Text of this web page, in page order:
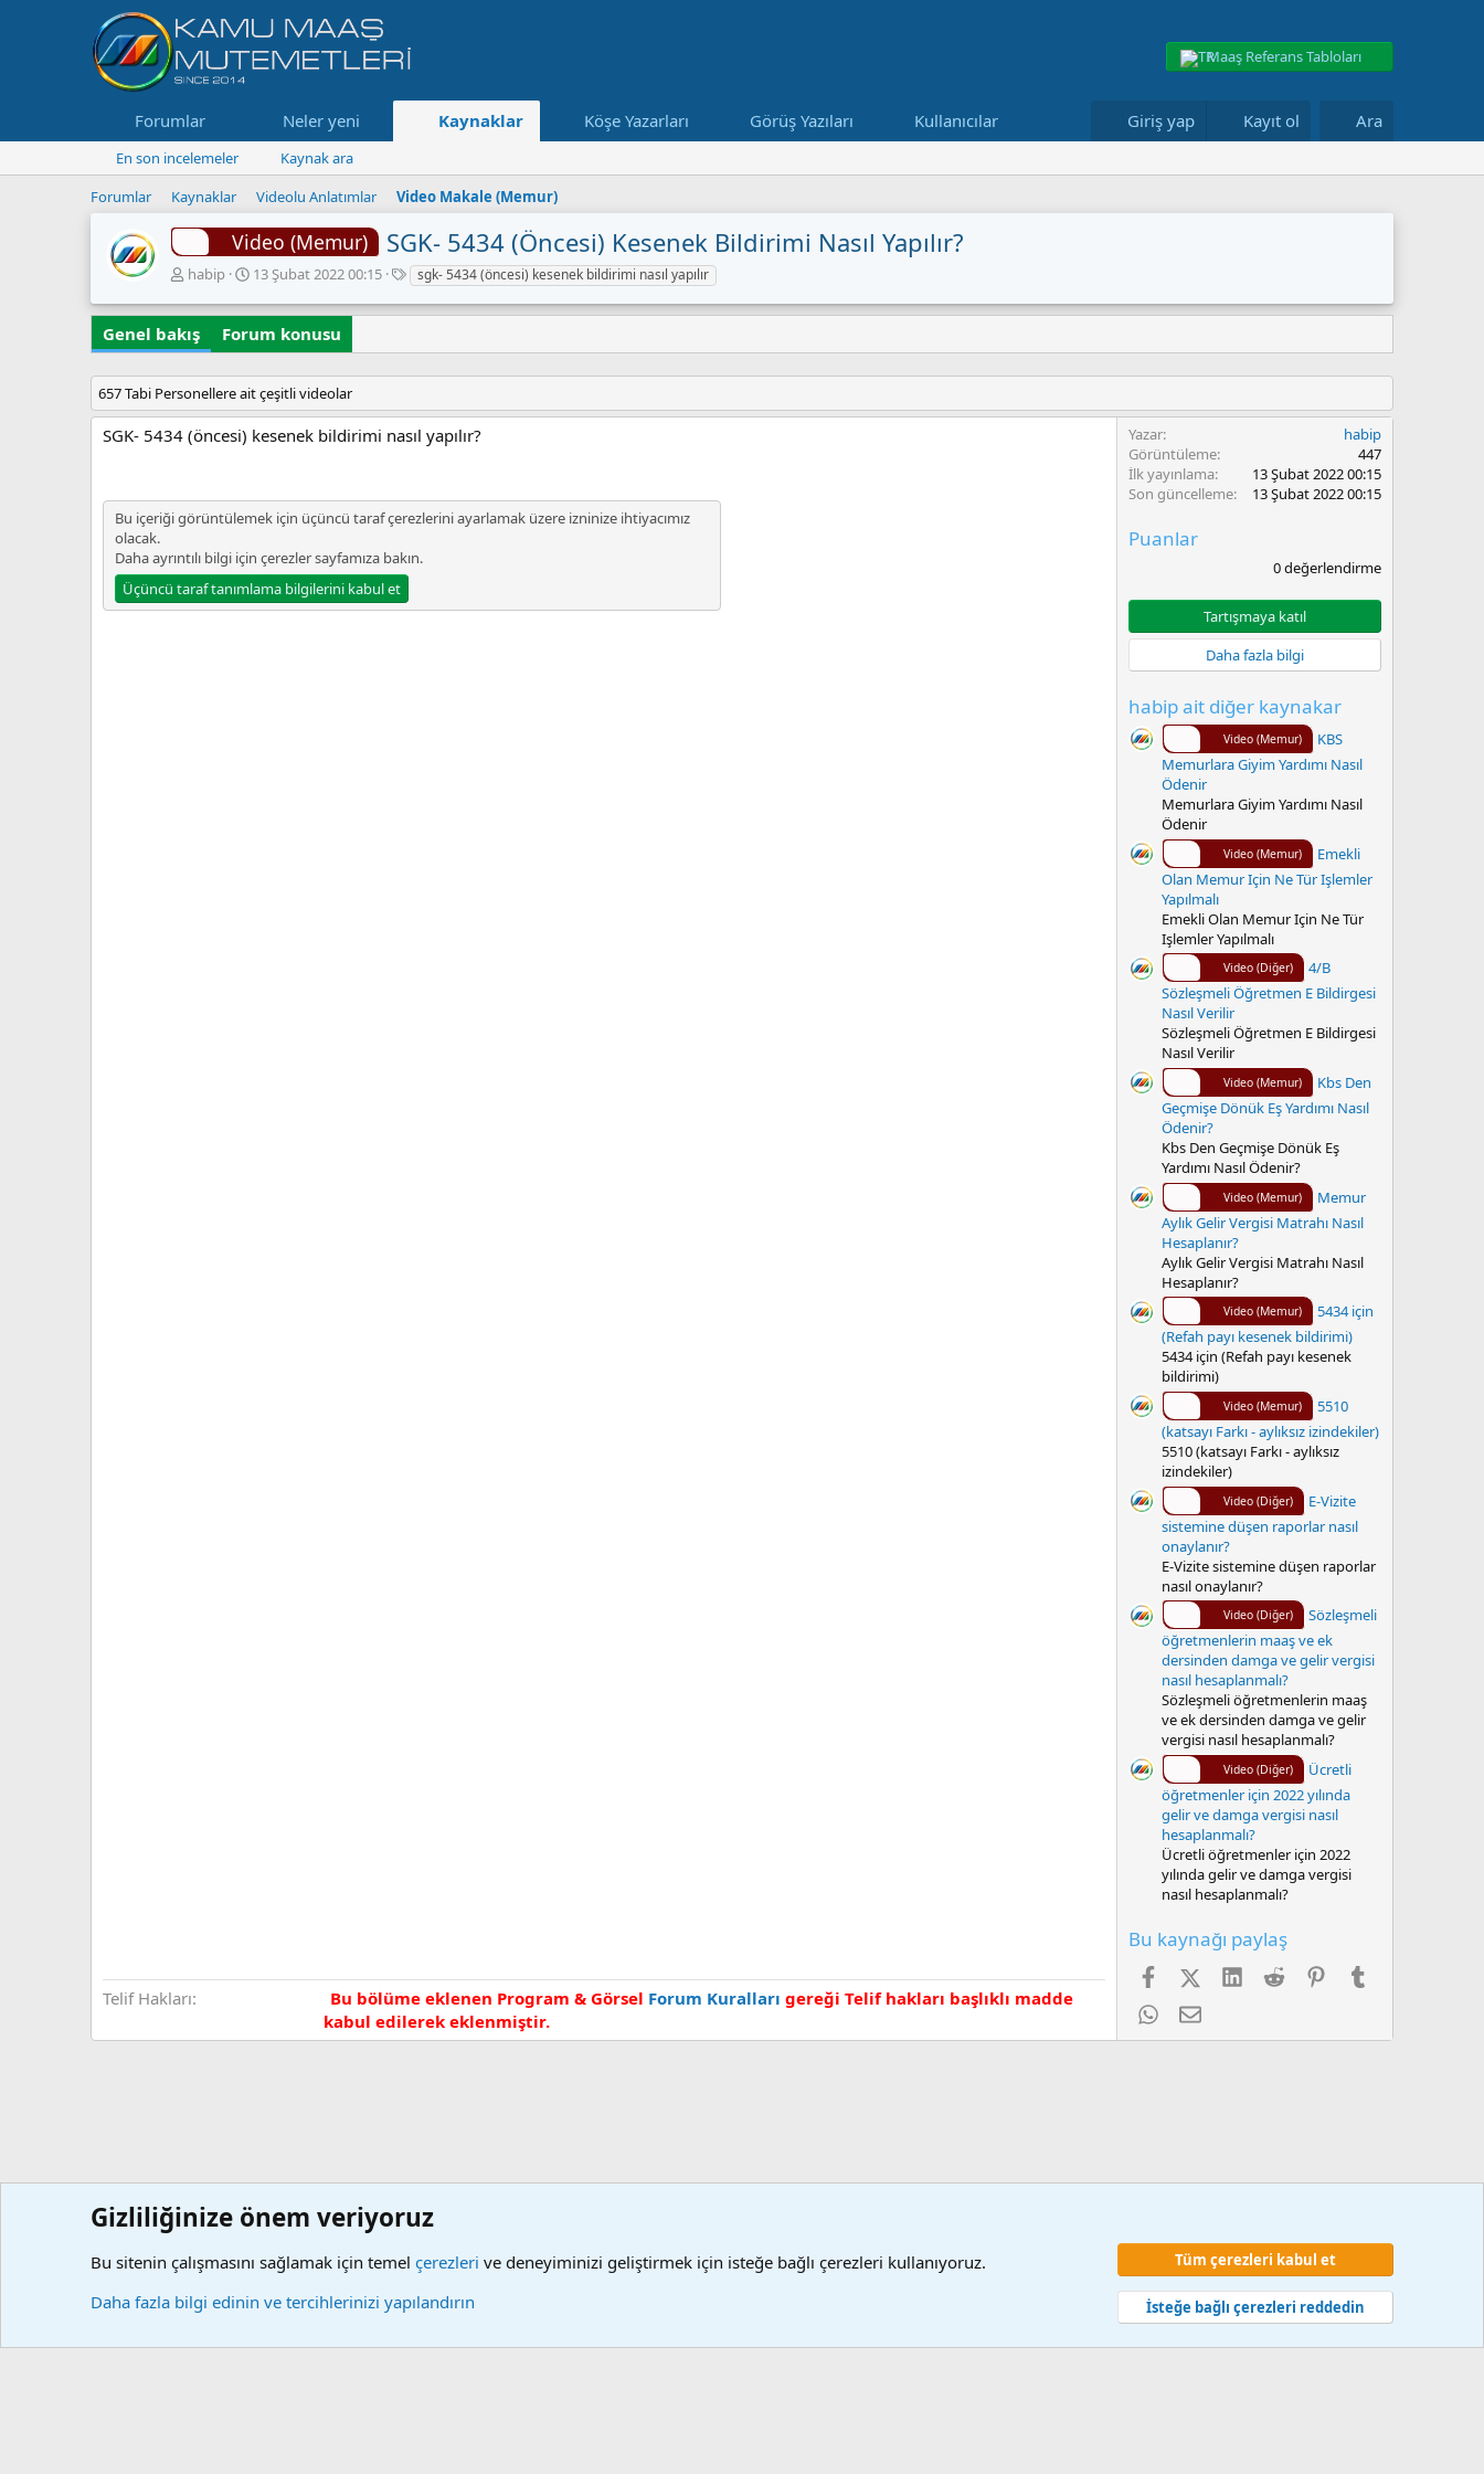
Maaş Referans Tabloları
Forumlar Neler yeni Kaynaklar Köşe Yazarları Görüş Yazıları Kullanıcılar Giriş yap Kayıt ol Ara
En son incelemeler
Kaynak ara
Forumlar
Kaynaklar Videolu Anlatımlar Video Makale (Memur)
Video (Memur) SGK- 5434 (öncesi) Kesenek Bildirimi Nasıl Yapılır?
Y
z
a
r
habip
O
u
ş
t
u
r
u
l
a
i
h
i
13 Şubat 2022 00:15
E
t
i
e
t
e
r
sgk- 5434 (öncesi) kesenek bildirimi nasıl yapılır
Genel bakış Forum konusu
657 Tabi Personellere ait çeşitli videolar
SGK- 5434 (öncesi) kesenek bildirimi nasıl yapılır?
Bu içeriği görüntülemek için üçüncü taraf çerezlerini ayarlamak üzere izninize ihtiyacımız
olacak.
Daha ayrıntılı bilgi için çerezler sayfamıza bakın.
Üçüncü taraf tanımlama bilgilerini kabul et
Telif Hakları Bu bölüme eklenen Program & Görsel Forum Kuralları gereği Telif hakları başlıklı madde
kabul edilerek eklenmiştir.
Yazar
habip
Görüntüleme
447
İlk yayınlama
13 Şubat 2022 00:15
Son güncelleme
13 Şubat 2022 00:15
Puanlar
0
0
y
ı
l
z
0 değerlendirme
Tartışmaya katıl
Daha fazla bilgi
habip ait diğer kaynakar
Video (Memur)
KBS
Memurlara Giyim Yardımı Nasıl
Ödenir
Memurlara Giyim Yardımı Nasıl
Ödenir
Video (Memur)
Emekli
Olan Memur Için Ne Tür Işlemler
Yapılmalı
Emekli Olan Memur Için Ne Tür
Işlemler Yapılmalı
Video (Diğer)
4/B
Sözleşmeli Öğretmen E Bildirgesi
Nasıl Verilir
Sözleşmeli Öğretmen E Bildirgesi
Nasıl Verilir
Video (Memur)
Kbs Den
Geçmişe Dönük Eş Yardımı Nasıl
Ödenir?
Kbs Den Geçmişe Dönük Eş
Yardımı Nasıl Ödenir?
Video (Memur)
Memur
Aylık Gelir Vergisi Matrahı Nasıl
Hesaplanır?
Aylık Gelir Vergisi Matrahı Nasıl
Hesaplanır?
Video (Memur)
5434 için
(Refah payı kesenek bildirimi)
5434 için (Refah payı kesenek
bildirimi)
Video (Memur)
5510
(katsayı Farkı - aylıksız izindekiler)
5510 (katsayı Farkı - aylıksız
izindekiler)
Video (Diğer)
E-Vizite
sistemine düşen raporlar nasıl
onaylanır?
E-Vizite sistemine düşen raporlar
nasıl onaylanır?
Video (Diğer)
Sözleşmeli
öğretmenlerin maaş ve ek
dersinden damga ve gelir vergisi
nasıl hesaplanmalı?
Sözleşmeli öğretmenlerin maaş
ve ek dersinden damga ve gelir
vergisi nasıl hesaplanmalı?
Video (Diğer)
Ücretli
öğretmenler için 2022 yılında
gelir ve damga vergisi nasıl
hesaplanmalı?
Ücretli öğretmenler için 2022
yılında gelir ve damga vergisi
nasıl hesaplanmalı?
Bu kaynağı paylaş
FacebookX (Twitter)
LinkedInReddit Pinterest
WhatsApp
E-posta
Videolu Anlatımlar
Gizlilik politikası Yardım Ana sayfa
R
S
XenForo 2 Türkçe yama 🇹🇷 [XGT] Yazılım ve web hizmetleri 2014-2024
Gizliliğinize önem veriyoruz
Bu sitenin çalışmasını sağlamak için temel çerezleri ve deneyiminizi geliştirmek için isteğe bağlı çerezleri kullanıyoruz.
Daha fazla bilgi edinin ve tercihlerinizi yapılandırın
Tüm çerezleri kabul et
İsteğe bağlı çerezleri reddedin